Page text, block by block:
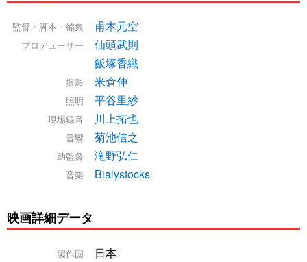
監督・脚本・編集 甫木元空
プロデューサー
仙頭武則
飯塚香織
撮影 米倉伸
照明 平谷里紗
現場録音 川上拓也
音響 菊池信之
助監督 滝野弘仁
音楽 Bialystocks
映画詳細データ
製作国 日本